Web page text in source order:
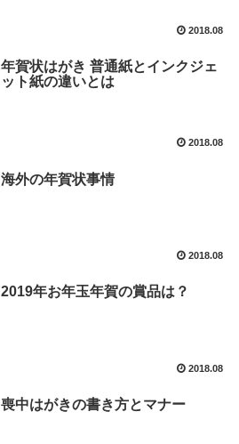
2018.08
年賀状はがき 普通紙とインクジェ
ット紙の違いとは
2018.08
海外の年賀状事情
2018.08
2019年お年玉年賀の賞品は？
2018.08
喪中はがきの書き方とマナー